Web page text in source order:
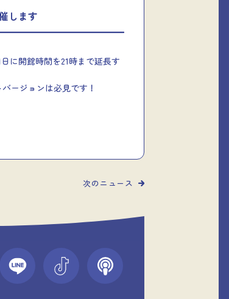
します
に開館時間を21時まで延長す
ージョンは必見です！
次のニュース